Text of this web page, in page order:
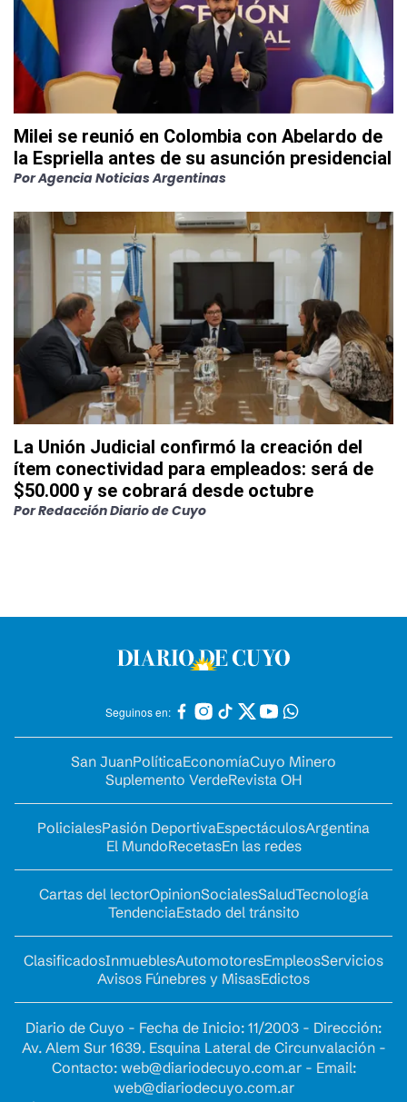
Milei se reunió en Colombia con Abelardo de
la Espriella antes de su asunción presidencial
PorAgencia Noticias Argentinas
La Unión Judicial confirmó la creación del
ítem conectividad para empleados: será de
$50.000 y se cobrará desde octubre
PorRedacción Diario de Cuyo
Seguinos en:
San JuanPolíticaEconomíaCuyo Minero
Suplemento VerdeRevista OH
PolicialesPasión DeportivaEspectáculosArgentina
El MundoRecetasEn las redes
Cartas del lectorOpinionSocialesSaludTecnología
TendenciaEstado del tránsito
ClasificadosInmueblesAutomotoresEmpleosServicios
Avisos Fúnebres y MisasEdictos
Diario de Cuyo - Fecha de Inicio: 11/2003 - Dirección:
Av. Alem Sur 1639. Esquina Lateral de Circunvalación -
Contacto: web@diariodecuyo.com.ar- Email:
web@diariodecuyo.com.ar